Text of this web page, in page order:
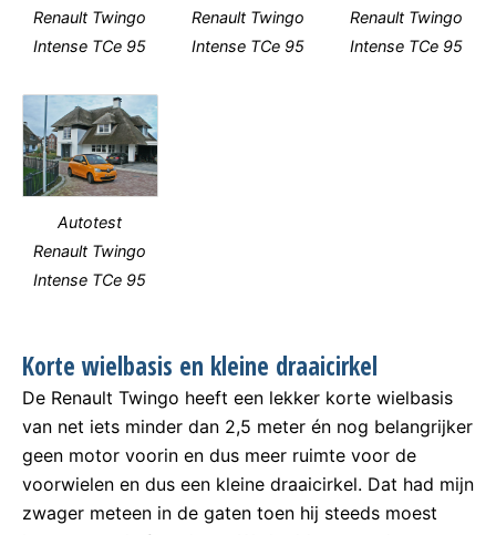
Renault Twingo
Intense TCe 95
Renault Twingo
Intense TCe 95
Renault Twingo
Intense TCe 95
Autotest
Renault Twingo
Intense TCe 95
Korte wielbasis en kleine draaicirkel
De Renault Twingo heeft een lekker korte wielbasis
van net iets minder dan 2,5 meter én nog belangrijker
geen motor voorin en dus meer ruimte voor de
voorwielen en dus een kleine draaicirkel. Dat had mijn
zwager meteen in de gaten toen hij steeds moest